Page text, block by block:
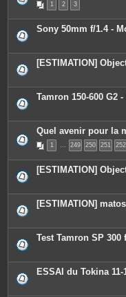
1 2 3
Sony 50mm f/1.4 -
[ESTIMATION]
Tamron 150-600 G2
Quel avenir pour la
1 … 249 250 251 252
[ESTIMATION]
[ESTIMATION]
Test Tamron SP 300
ESSAI du Tokina 11-